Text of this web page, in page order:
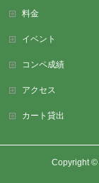
料金
イベント
コンペ成績
アクセス
カート貸出
Copyright ©